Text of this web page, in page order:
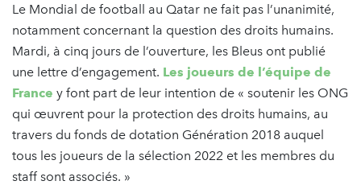
Le Mondial de football au Qatar ne fait pas l’unanimité,
notamment concernant la question des droits humains.
Mardi, à cinq jours de l’ouverture, les Bleus ont publié
une lettre d’engagement. Les joueurs de l’équipe de
France y font part de leur intention de « soutenir les ONG
qui œuvrent pour la protection des droits humains, au
travers du fonds de dotation Génération 2018 auquel
tous les joueurs de la sélection 2022 et les membres du
staff sont associés. »